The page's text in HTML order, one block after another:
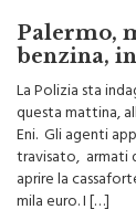
Palermo,
benzina,
La Polizia sta
questa mattina,
Eni. Gli agenti
travisato, armati
aprire la
mila euro. I […]